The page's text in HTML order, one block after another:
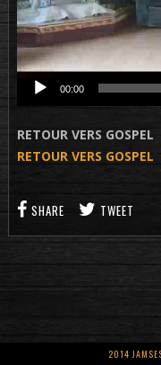
00:00
RETOUR VERS GOSPEL
RETOUR VERS GOSPEL
SHARE TWEET
2014